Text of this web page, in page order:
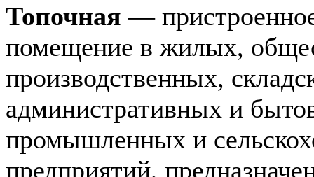
Топочная —
помещение в жилых,
производственных,
административных и
промышленных и
предприятий,